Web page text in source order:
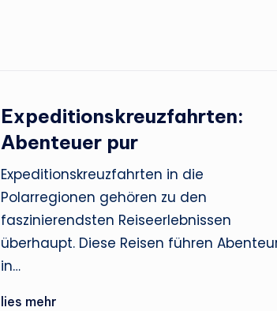
Expeditionskreuzfahrten:
Abenteuer pur
Expeditionskreuzfahrten in die
Polarregionen gehören zu den
faszinierendsten Reiseerlebnissen
überhaupt. Diese Reisen führen
in…
lies mehr